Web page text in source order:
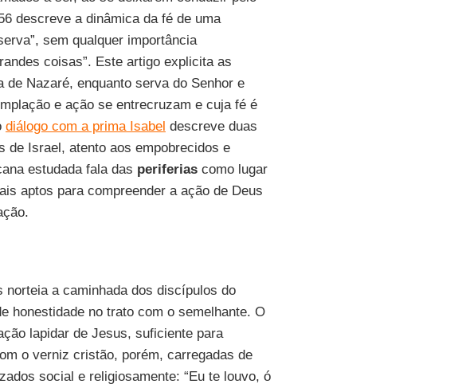
descreve a dinâmica da fé de uma
sem qualquer importância
coisas”. Este artigo explicita as
de Nazaré, enquanto serva do Senhor e
e ação se entrecruzam e cuja fé é
diálogo com a prima Isabel descreve duas
de Israel, atento aos empobrecidos e
estudada fala das periferiascomo lugar
aptos para compreender a ação de Deus
a caminhada dos discípulos do
honestidade no trato com o semelhante. O
lapidar de Jesus, suficiente para
o verniz cristão, porém, carregadas de
social e religiosamente: “Eu te louvo, ó